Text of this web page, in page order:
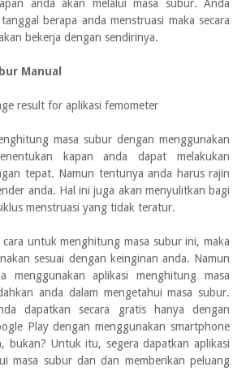
anda akan melalui masa subur. Anda
berapa anda menstruasi maka secara
bekerja dengan sendirinya.
Manual
masa subur dengan menggunakan
kapan anda dapat melakukan
tepat. Namun tentunya anda harus rajin
anda. Hal ini juga akan menyulitkan bagi
menstruasi yang tidak teratur.
untuk menghitung masa subur ini, maka
sesuai dengan keinginan anda. Namun
menggunakan aplikasi menghitung masa
anda dalam mengetahui masa subur.
dapatkan secara gratis hanya dengan
Play dengan menggunakan smartphone
bukan? Untuk itu, segera dapatkan aplikasi
masa subur dan dan memberikan peluang